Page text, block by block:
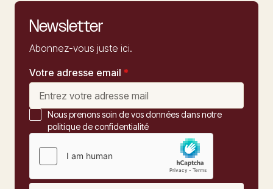
Newsletter
Abonnez-vous juste ici.
Votre adresse email *
Nous prenons soin de vos données dans notre
politique de confidentialité